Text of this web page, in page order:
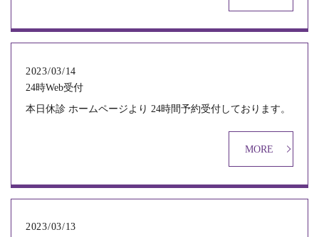
2023/03/14
24時Web受付
本日休診 ホームページより 24時間予約受付しております。
MORE
2023/03/13